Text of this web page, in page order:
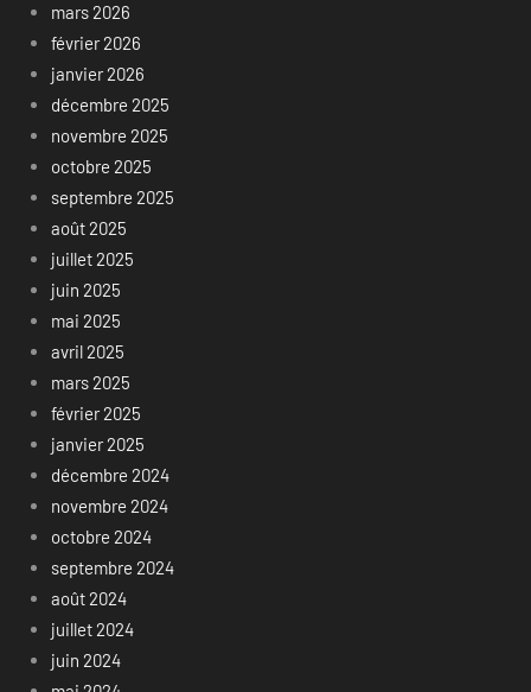
mars 2026
février 2026
janvier 2026
décembre 2025
novembre 2025
octobre 2025
septembre 2025
août 2025
juillet 2025
juin 2025
mai 2025
avril 2025
mars 2025
février 2025
janvier 2025
décembre 2024
novembre 2024
octobre 2024
septembre 2024
août 2024
juillet 2024
juin 2024